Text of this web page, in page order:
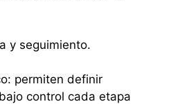
y seguimiento.
permiten definir
control cada etapa